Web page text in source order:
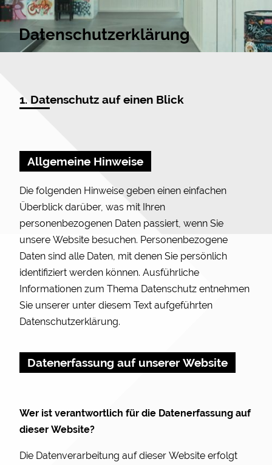
Datenschutzerklärung
1. Datenschutz auf einen Blick
Allgemeine Hinweise
Die folgenden Hinweise geben einen einfachen
Überblick darüber, was mit Ihren
personenbezogenen Daten passiert, wenn Sie
unsere Website besuchen. Personenbezogene
Daten sind alle Daten, mit denen Sie persönlich
identifiziert werden können. Ausführliche
Informationen zum Thema Datenschutz entnehmen
Sie unserer unter diesem Text aufgeführten
Datenschutzerklärung.
Datenerfassung auf unserer Website
Wer ist verantwortlich für die Datenerfassung auf
dieser Website?
Die Datenverarbeitung auf dieser Website erfolgt